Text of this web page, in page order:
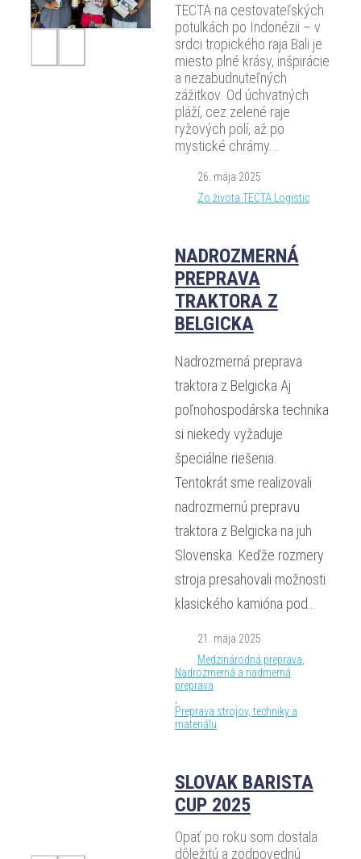
TECTA na cestovateľských
potulkách po Indonézii – v
srdci tropického raja Bali je
miesto plné krásy, inšpirácie
a nezabudnuteľných
zážitkov. Od úchvatných
pláží, cez zelené raje
ryžových polí, až po
mystické chrámy.…
26. mája 2025
Zo života TECTA Logistic
NADROZMERNÁ
PREPRAVA
TRAKTORA Z
BELGICKA
Nadrozmerná preprava
traktora z Belgicka Aj
poľnohospodárska technika
si niekedy vyžaduje
špeciálne riešenia.
Tentokrát sme realizovali
nadrozmernú prepravu
traktora z Belgicka na juh
Slovenska. Keďže rozmery
stroja presahovali možnosti
klasického kamióna pod…
21. mája 2025
Medzinárodná preprava
Nadrozmerná a nadmerná
preprava
Preprava strojov, techniky a
materiálu
SLOVAK BARISTA
CUP 2025
Opäť po roku som dostala
dôležitú a zodpovednú